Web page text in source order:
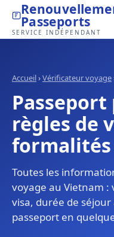
Passeports
SERVICE INDÉPENDANT
Accueil›Vérificateur voyage
règles de
formalités
Toutes les
voyage au Vietnam :
visa, durée de
passeport en